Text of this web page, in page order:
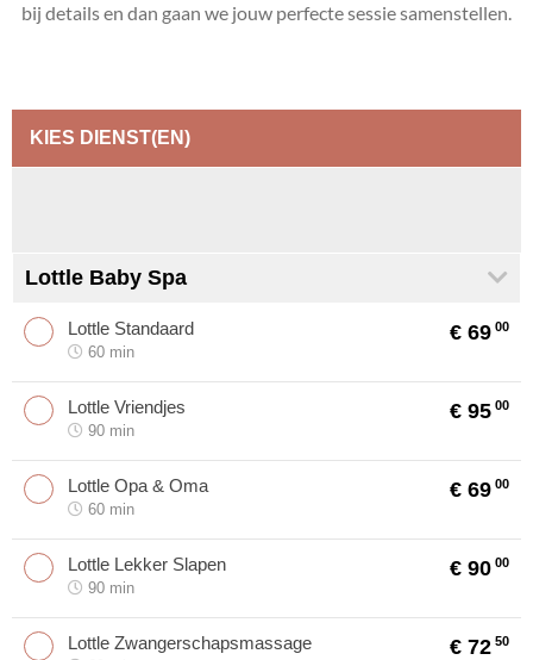
bij details en dan gaan we jouw perfecte sessie samenstellen.